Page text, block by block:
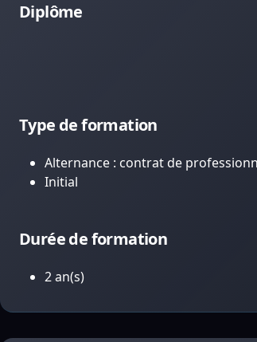
Diplôme
Type de formation
Alternance : contrat de
Initial
Durée de formation
2 an(s)